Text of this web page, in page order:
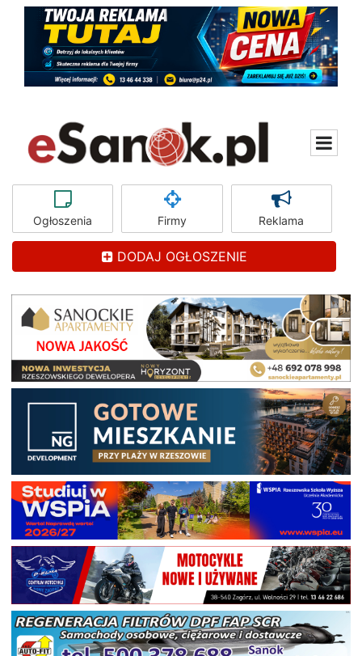
Ogłoszenia Firmy Reklama
DODAJ OGŁOSZENIE